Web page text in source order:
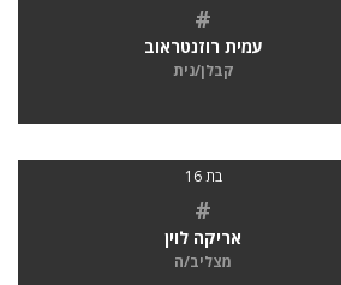
#
עמית רוזנטראוב
קבלן/נית
בת 16
#
אריקה לוין
מצליב/ה